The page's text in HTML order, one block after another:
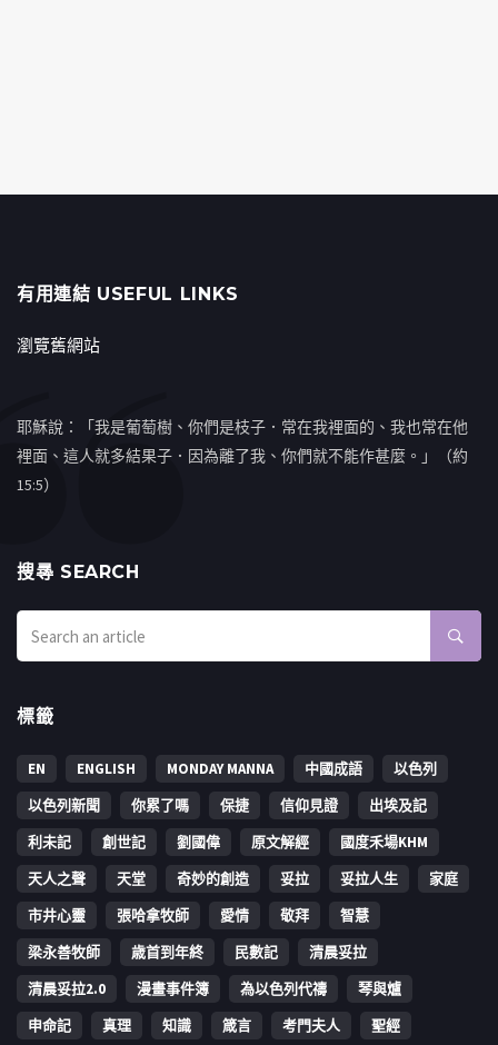
有用連結 USEFUL LINKS
瀏覽舊網站
耶穌說：「我是葡萄樹、你們是枝子．常在我裡面的、我也常在他
裡面、這人就多結果子．因為離了我、你們就不能作甚麼。」（約
15:5）
搜㝷 SEARCH
標籤
EN ENGLISH MONDAY MANNA 中國成語
以色列
以色列新聞
你累了嗎 保捷 信仰見證
出埃及記
利未記
創世記 劉國偉 原文解經
國度禾場KHM
天人之聲
天堂 奇妙的創造 妥拉 妥拉人生
家庭
市井心靈
張哈拿牧師 愛情 敬拜
智慧
梁永善牧師
歳首到年終 民數記
清晨妥拉
清晨妥拉2.0
漫畫事件簿 為以色列代禱
琴與爐
申命記
真理 知識 箴言 考門夫人 聖經